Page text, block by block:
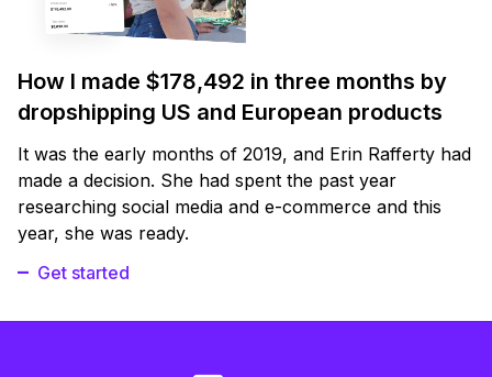
How I made $178,492 in three months by
dropshipping US and European products
It was the early months of 2019, and Erin Rafferty had
made a decision. She had spent the past year
researching social media and e-commerce and this
year, she was ready.
Get started